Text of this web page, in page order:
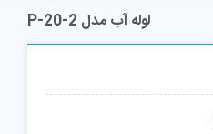
لوله آب مدل P-20-2